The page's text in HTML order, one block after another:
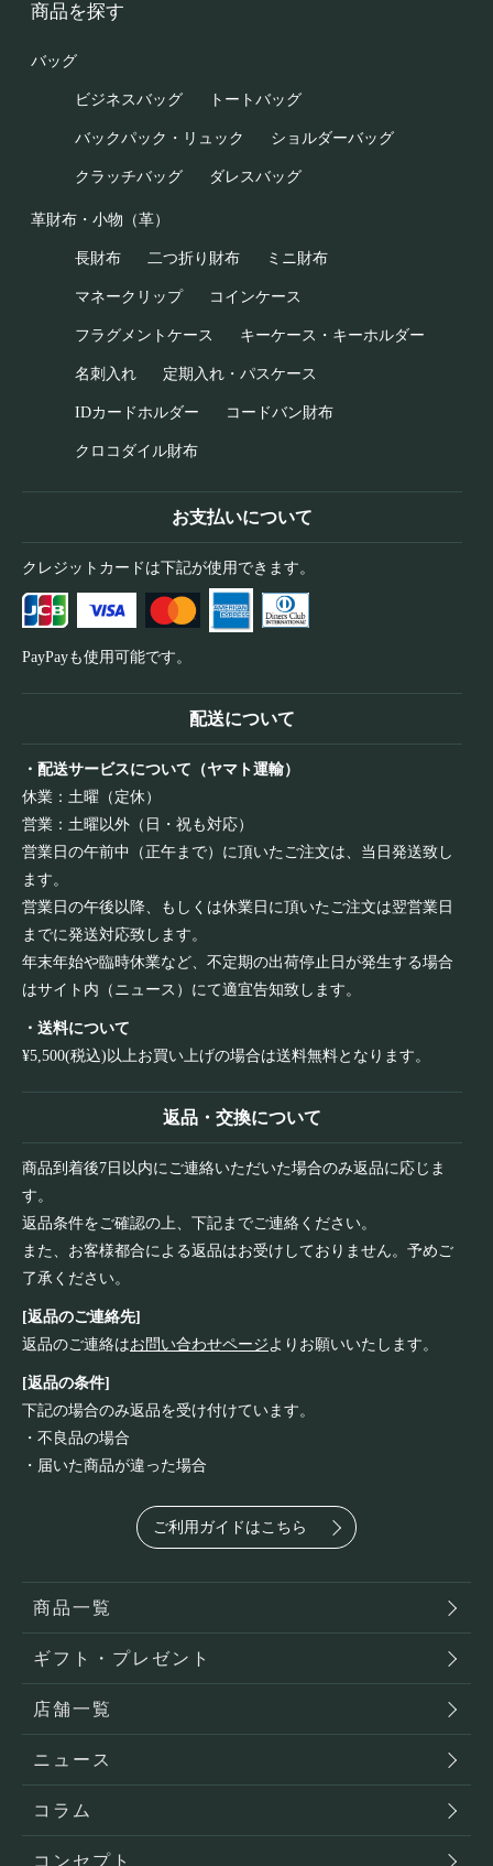
商品を探す
バッグ
ビジネスバッグ トートバッグ
バックパック・リュック ショルダーバッグ
クラッチバッグ ダレスバッグ
革財布・小物（革）
長財布 二つ折り財布 ミニ財布
マネークリップ コインケース
フラグメントケース キーケース・キーホルダー
名刺入れ 定期入れ・パスケース
IDカードホルダー コードバン財布
クロコダイル財布
お支払いについて
クレジットカードは下記が使用できます。
PayPayも使用可能です。
配送について
・配送サービスについて（ヤマト運輸）
休業：土曜（定休）
営業：土曜以外（日・祝も対応）
営業日の午前中（正午まで）に頂いたご注文は、当日発送致し
ます。
営業日の午後以降、もしくは休業日に頂いたご注文は翌営業日
までに発送対応致します。
年末年始や臨時休業など、不定期の出荷停止日が発生する場合
はサイト内（ニュース）にて適宜告知致します。
・送料について
¥5,500(税込)以上お買い上げの場合は送料無料となります。
返品・交換について
商品到着後7日以内にご連絡いただいた場合のみ返品に応じま
す。
返品条件をご確認の上、下記までご連絡ください。
また、お客様都合による返品はお受けしておりません。予めご
了承ください。
[返品のご連絡先]
返品のご連絡はお問い合わせページよりお願いいたします。
[返品の条件]
下記の場合のみ返品を受け付けています。
・不良品の場合
・届いた商品が違った場合
ご利用ガイドはこちら
商品一覧
ギフト・プレゼント
店舗一覧
ニュース
コラム
コンセプト